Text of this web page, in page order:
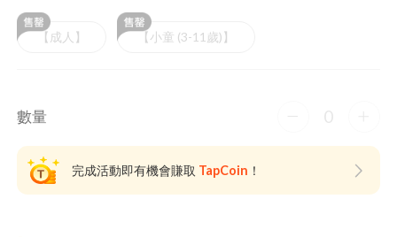
【成人】 【小童 (3-11歲)】
數量 0
完成活動即有機會賺取 TapCoin ！